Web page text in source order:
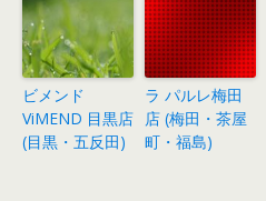
ビメンド
ViMEND 目黒店
(目黒・五反田)
ラ パルレ梅田
店 (梅田・茶屋
町・福島)